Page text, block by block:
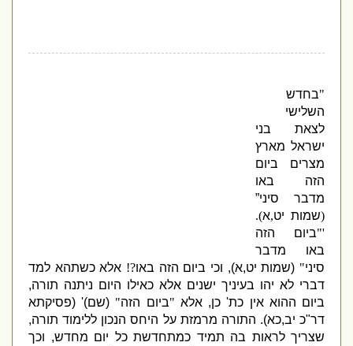
בחדש
השלישי
לצאת בני
ישראל מארץ
מצרים ביום
הזה באו
מדבר סיני”
שמות יט ,א).
ביום הזה
באו מדבר
סיני"
(שמות יט ,א),וכי ביום הזה באו?! אלא כשתהא למד
דברי לא יהו בעיניך ישנים אלא כאילו היום ניתנה תורה,
ביום ההוא אין כת'כן ,אלא"ביום הזה"
(שם)' (פסיקתא
דר"כ יב ,כא).התורה מרמזת על היחס הנכון ללימוד תורה,
שצריך לראות בה תמיד כמתחדשת כל יום מחדש,וכך